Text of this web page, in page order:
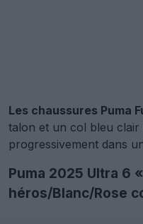
Les chaussures Puma
talon et un col bleu clair
progressivement dans
Puma 2025 Ultra 6
héros/Blanc/Rose